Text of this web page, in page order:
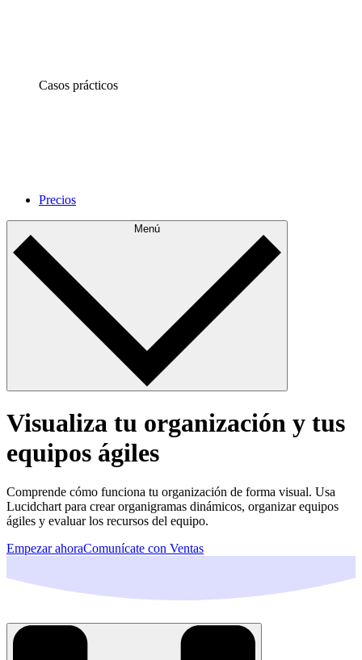
Casos prácticos
Precios
Menú
Visualiza tu organización y tus
equipos ágiles
Comprende cómo funciona tu organización de forma visual. Usa
Lucidchart para crear organigramas dinámicos, organizar equipos
ágiles y evaluar los recursos del equipo.
Empezar ahoraComunícate con Ventas